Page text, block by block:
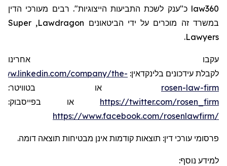
law360 כ"ענק לשכת התביעות הייצוגיות". רבים מעורכי הדין
במשרד זה מוכרים על ידי הביטאונים Lawdragon
,
Super
Lawyers
.
עקבו אחרינו
לקבלת עידכונים בלינקדאין: company/the-
rosen-law-firm או בטוויטר:
https://twitter.com/rosen_firm או בפייסבוק:
https://www.facebook.com/rosenlawfirm/
פרסומי עורכי דין: תוצאות קודמות אינן מבטיחות תוצאה דומה.
למידע נוסף: